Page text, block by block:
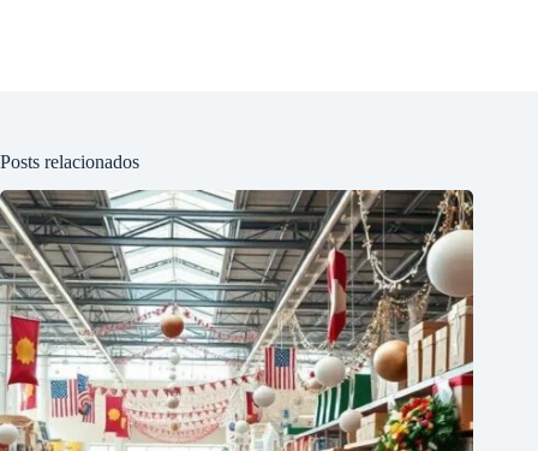
Posts relacionados